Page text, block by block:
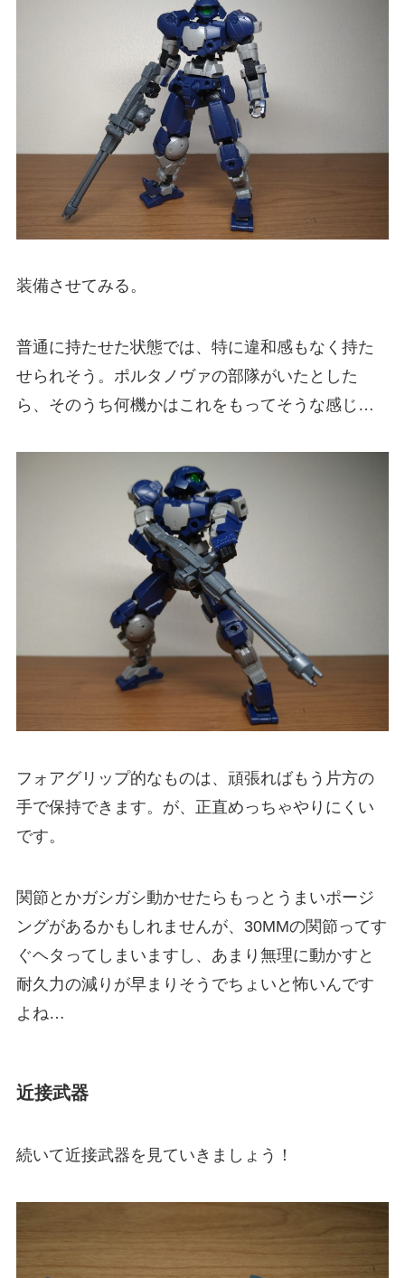
装備させてみる。
普通に持たせた状態では、特に違和感もなく持た
せられそう。ポルタノヴァの部隊がいたとした
ら、そのうち何機かはこれをもってそうな感じ…
フォアグリップ的なものは、頑張ればもう片方の
手で保持できます。が、正直めっちゃやりにくい
です。
関節とかガシガシ動かせたらもっとうまいポージ
ングがあるかもしれませんが、30MMの関節ってす
ぐヘタってしまいますし、あまり無理に動かすと
耐久力の減りが早まりそうでちょいと怖いんです
よね…
近接武器
続いて近接武器を見ていきましょう！